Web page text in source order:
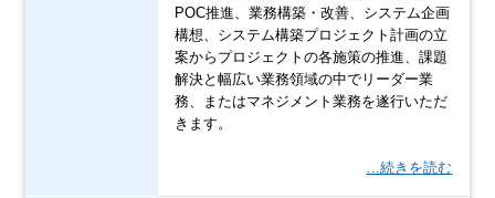
POC推進、業務構築・改善、システム企画
構想、システム構築プロジェクト計画の立
案からプロジェクトの各施策の推進、課題
解決と幅広い業務領域の中でリーダー業
務、またはマネジメント業務を遂行いただ
きます。
…続きを読む